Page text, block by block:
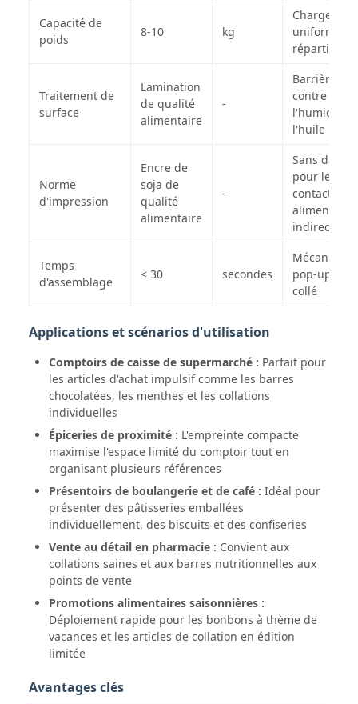
Capacité de
poids
8-10 kg
Charge
répartie
Traitement de
surface
Lamination
de qualité
alimentaire
-
Barrière
contre
l'humidité
l'huile
Norme
d'impression
Encre de
soja de
qualité
alimentaire
-
Sans
pour le
contact
alimentaire
indirect
Temps
d'assemblage
< 30 secondes
Mécanisme
pop-up pré-
collé
Applications et scénarios d'utilisation
Comptoirs de caisse de supermarché : Parfait pour
les articles d'achat impulsif comme les barres
chocolatées, les menthes et les collations
individuelles
Épiceries de proximité : L'empreinte compacte
maximise l'espace limité du comptoir tout en
organisant plusieurs références
Présentoirs de boulangerie et de café : Idéal pour
présenter des pâtisseries emballées
individuellement, des biscuits et des confiseries
Vente au détail en pharmacie : Convient aux
collations saines et aux barres nutritionnelles aux
points de vente
Promotions alimentaires saisonnières :
Déploiement rapide pour les bonbons à thème de
vacances et les articles de collation en édition
limitée
Avantages clés